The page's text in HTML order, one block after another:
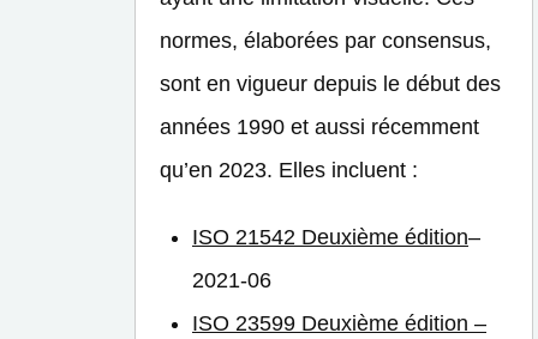
normes, élaborées par consensus,
sont en vigueur depuis le début des
années 1990 et aussi récemment
qu’en 2023. Elles incluent :
ISO 21542 Deuxième édition–
2021-06
ISO 23599 Deuxième édition –